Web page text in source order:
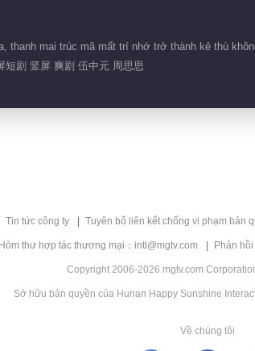
thanh mai trúc mã mất trí nhớ trở thành kẻ thù
短剧 竖屏 爽剧 伍中元 周思思
Tin tức công ty Tuyên bố liên kết chống vi phạm bản
Hòm thư hợp tác thương mại：intl@mgtv.com Phản
Copyright 2006-2026 mgtv.com
Sở hữu bản quyền của Hunan Happy Sunshine
Về chúng tôi